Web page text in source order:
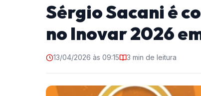
Sérgio Sacani é
no Inovar 2026
13/04/2026 às 09:15 3 min de leitura